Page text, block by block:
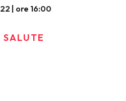
| ore 16:00